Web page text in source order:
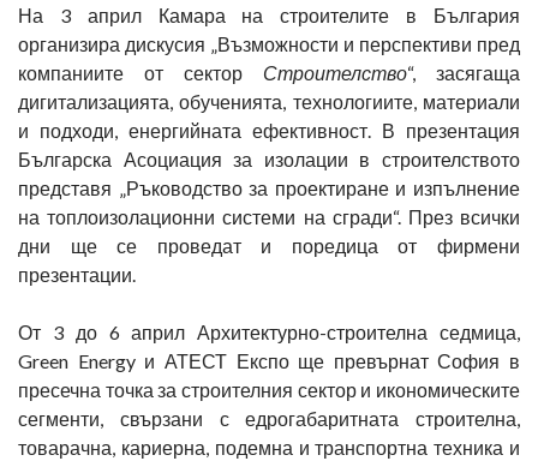
На 3 април Камара на строителите в България
организира дискусия „Възможности и перспективи пред
компаниите от сектор Строителство“, засягаща
дигитализацията, обученията, технологиите, материали
и подходи, енергийната ефективност. В презентация
Българска Асоциация за изолации в строителството
представя „Ръководство за проектиране и изпълнение
на топлоизолационни системи на сгради“. През всички
дни ще се проведат и поредица от фирмени
презентации.
От 3 до 6 април Архитектурно-строителна седмица,
Green Energy и АТЕСТ Експо ще превърнат София в
пресечна точка за строителния сектор и икономическите
сегменти, свързани с едрогабаритната строителна,
товарачна, кариерна, подемна и транспортна техника и